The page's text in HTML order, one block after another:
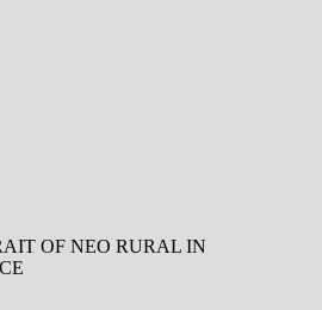
OF NEO RURAL IN